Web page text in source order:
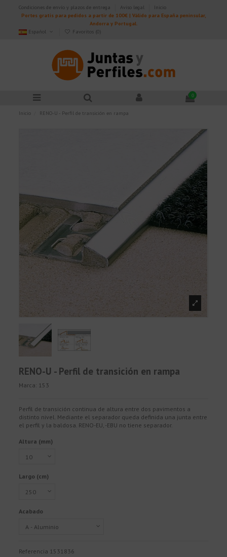
Condiciones de envío y plazos de entrega Aviso legal
Inicio
Portes gratis para pedidos a partir de 100€ | Válido para España peninsular,
Andorra y Portugal.
Español
Favoritos (0)
0
Inicio RENO-U - Perfil de transición en rampa
RENO-U - Perfil de transición en rampa
Marca: 153
Perfil de transición continua de altura entre dos pavimentos a
distinto nivel. Mediante el separador queda definida una junta entre
el perfil y la baldosa. RENO-EU, -EBU no tiene separador.
Altura (mm)
Largo (cm)
Acabado
Referencia 1531836